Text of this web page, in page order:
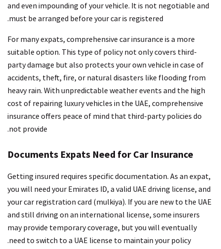
and even impounding of your vehicle. It is not negotiable and
must be arranged before your car is registered.
For many expats, comprehensive car insurance is a more
suitable option. This type of policy not only covers third-
party damage but also protects your own vehicle in case of
accidents, theft, fire, or natural disasters like flooding from
heavy rain. With unpredictable weather events and the high
cost of repairing luxury vehicles in the UAE, comprehensive
insurance offers peace of mind that third-party policies do
not provide.
Documents Expats Need for Car Insurance
Getting insured requires specific documentation. As an expat,
you will need your Emirates ID, a valid UAE driving license, and
your car registration card (mulkiya). If you are new to the UAE
and still driving on an international license, some insurers
may provide temporary coverage, but you will eventually
need to switch to a UAE license to maintain your policy.